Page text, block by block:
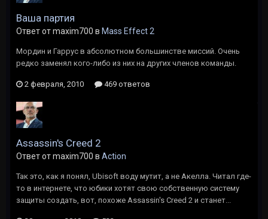
Ваша партия
Ответ от maxim700 в Mass Effect 2
Мордин и Гаррус в абсолютном большинстве миссий. Очень
редко заменял кого-либо из них на других членов команды.
2 февраля, 2010 469 ответов
Assassin's Creed 2
Ответ от maxim700 в Action
Так это, как я понял, Ubisoft воду мутит, а не Акелла. Читал где-
то в интернете, что юбики хотят свою собственную систему
защиты создать, вот, похоже Assassin's Creed 2 и станет...